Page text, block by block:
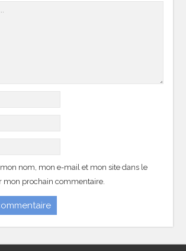
nom, mon e-mail et mon site dans le
mon prochain commentaire.